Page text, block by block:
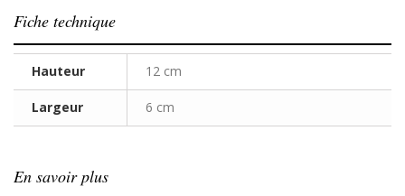
Fiche technique
Hauteur 12 cm
Largeur 6 cm
En savoir plus